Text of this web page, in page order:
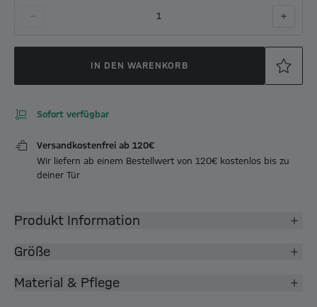
1
IN DEN WARENKORB
Sofort verfügbar
Versandkostenfrei ab 120€
Wir liefern ab einem Bestellwert von 120€ kostenlos bis zu
deiner Tür
Produkt Information
Größe
Material & Pflege